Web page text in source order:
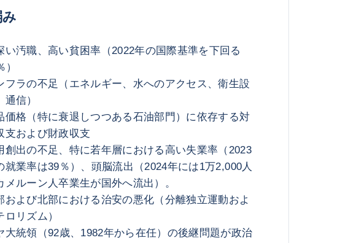
い汚職、高い貧困率（2022年の国際基準を下回る
）
フラの不足（エネルギー、水へのアクセス、衛生設
通信）
価格（特に衰退しつつある石油部門）に依存する対
支および財政収支
創出の不足、特に若年層における高い失業率（2023
就業率は39％）、頭脳流出（2024年には1万2,000人
メルーン人卒業生が国外へ流出）。
および北部における治安の悪化（分離独立運動およ
ロリズム）
大統領（92歳、1982年から在任）の後継問題が政治